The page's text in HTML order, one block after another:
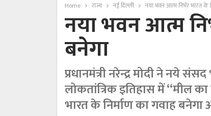
Home राज्य नई दिल्ली नया भवन आत्म निर्भर भारत के
नया भवन आत्म
बनेगा
प्रधानमंत्री नरेन्द्र मोदी ने नये
लोकतांत्रिक इतिहास में ‘‘मील
भारत के निर्माण का गवाह